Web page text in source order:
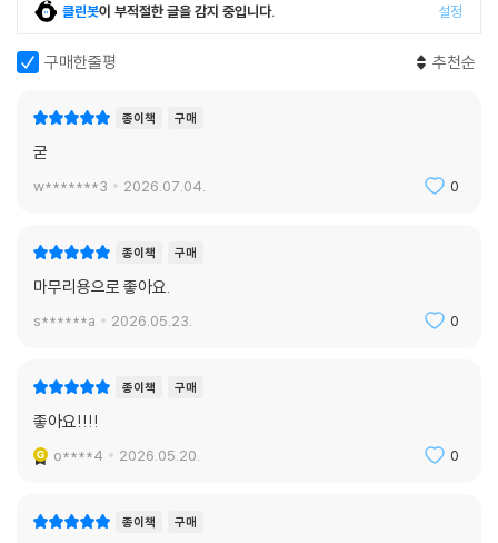
클린봇이 부적절한 글을 감지 중입니다. 설정
구매한줄평 추천순
종이책 구매
굳
w*******3 2026.07.04. 0
종이책 구매
마무리용으로 좋아요.
s******a 2026.05.23. 0
종이책 구매
좋아요!!!!
o****4 2026.05.20. 0
종이책 구매